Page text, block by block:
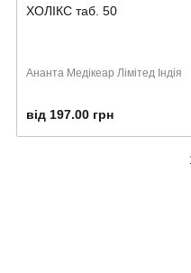
ХОЛІКС таб. 50
Ананта Медікеар Лімітед Індія
від 197.00 грн